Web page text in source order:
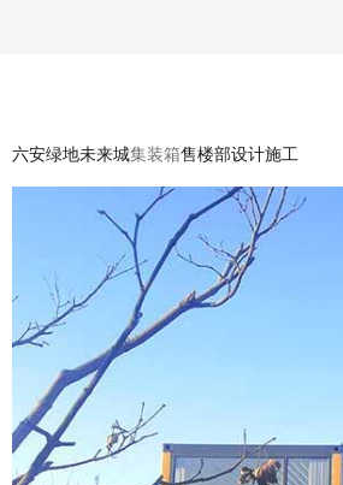
六安绿地未来城集装箱售楼部设计施工